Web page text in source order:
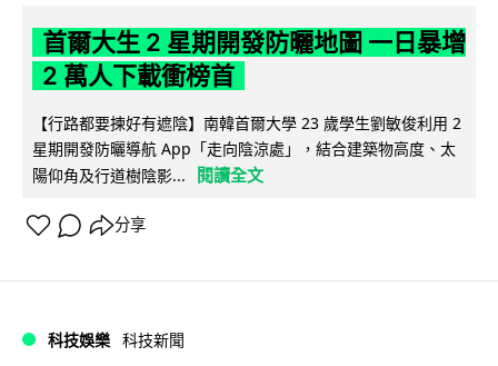
首爾大生 2 星期開發防曬地圖 一日暴增
2 萬人下載衝榜首
【行路都要揀好有遮陰】南韓首爾大學 23 歲學生劉敏俊利用 2
星期開發防曬導航 App「走向陰涼處」，結合建築物高度、太
陽仰角及行道樹陰影...
閱讀全文
分享
科技娛樂 科技新聞